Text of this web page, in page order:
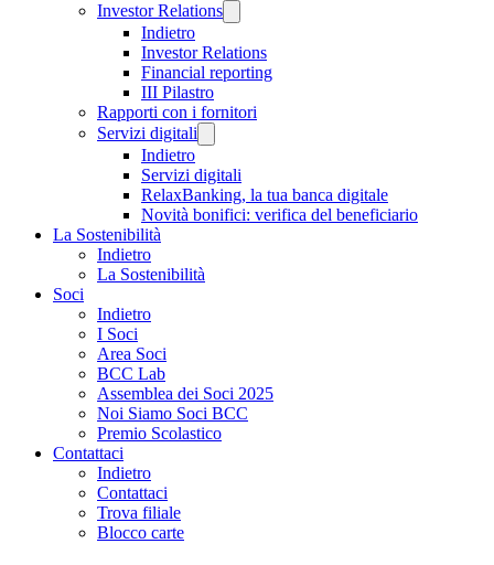
Investor Relations
Indietro
Investor Relations
Financial reporting
III Pilastro
Rapporti con i fornitori
Servizi digitali
Indietro
Servizi digitali
RelaxBanking, la tua banca digitale
Novità bonifici: verifica del beneficiario
La Sostenibilità
Indietro
La Sostenibilità
Soci
Indietro
I Soci
Area Soci
BCC Lab
Assemblea dei Soci 2025
Noi Siamo Soci BCC
Premio Scolastico
Contattaci
Indietro
Contattaci
Trova filiale
Blocco carte